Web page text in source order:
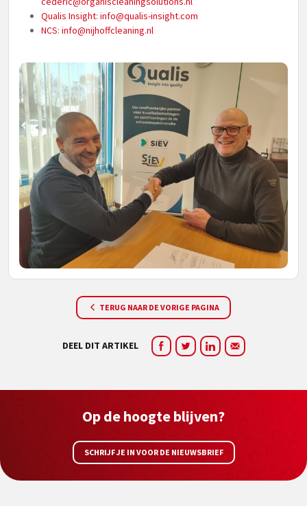
Qualis Insight: info@qualis-insight.com
NCS: info@nijhoffcleaning.nl
TERUG NAAR DE VORIGE PAGINA
DEEL DIT ARTIKEL
Op de hoogte blijven?
SCHRIJF JE IN VOOR DE NIEUWSBRIEF